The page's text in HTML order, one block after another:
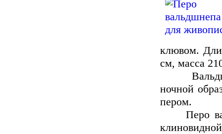
клювом.
см, масса
ночной
пером.
Перо